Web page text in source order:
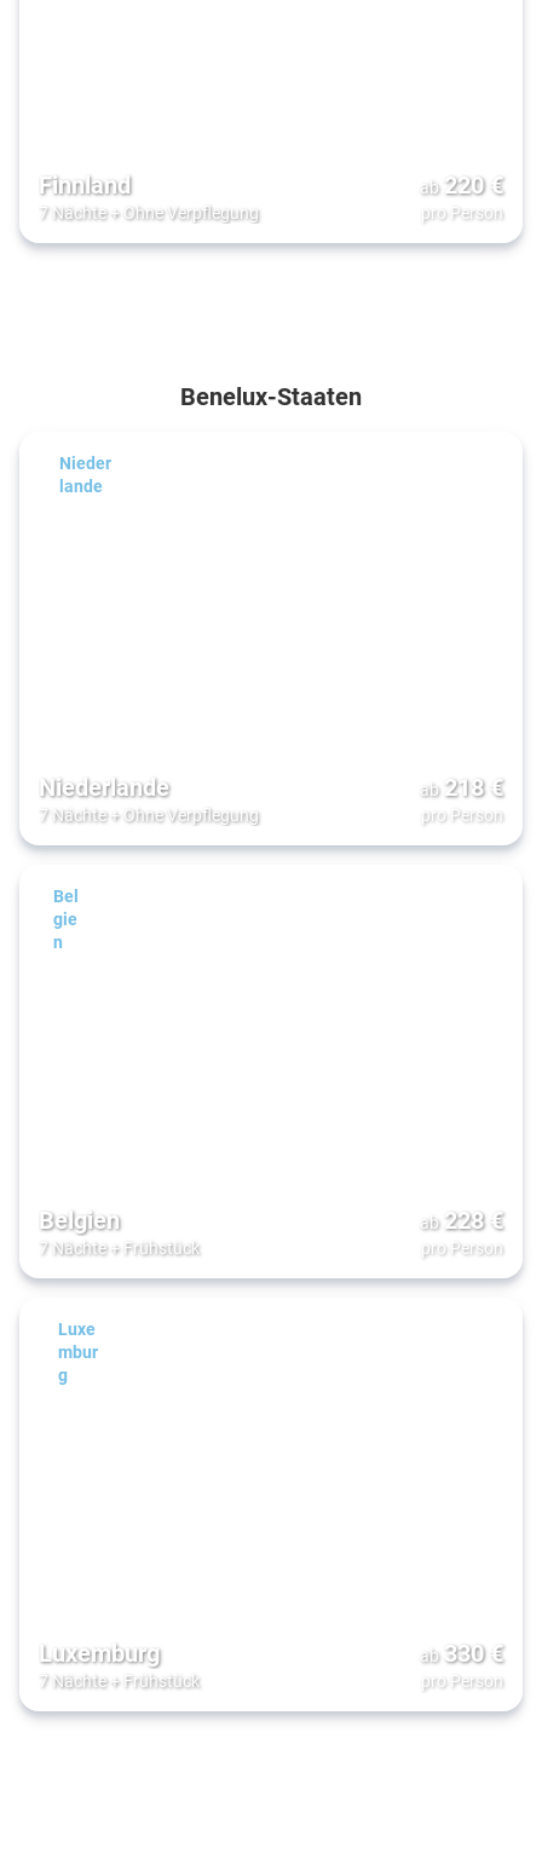
Finnland
7 Nächte+ Ohne Verpflegung
ab 220€
pro Person
Benelux-Staaten
Nieder
lande
Niederlande
7 Nächte+ Ohne Verpflegung
ab 218€
pro Person
Bel
gie
n
Belgien
7 Nächte+ Frühstück
ab 228€
pro Person
Luxe
mbur
g
Luxemburg
7 Nächte+ Frühstück
ab 330€
pro Person